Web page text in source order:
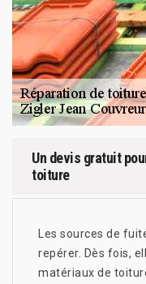
Un devis gratuit
toiture
Les sources de
repérer. Dès fois,
matériaux de